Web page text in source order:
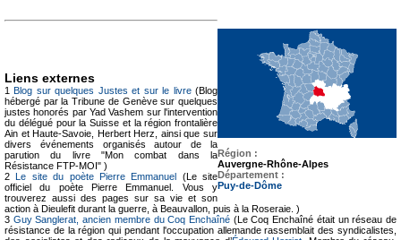
Région :
Auvergne-Rhône-Alpes
Département :
Puy-de-Dôme
Liens externes
1Blog sur quelques Justes et sur le livre(Blog
hébergé par la Tribune de Genève sur quelques
justes honorés par Yad Vashem sur l'intervention
du délégué pour la Suisse et la région frontalière
Ain et Haute-Savoie, Herbert Herz, ainsi que sur
divers événements organisés autour de la
parution du livre "Mon combat dans la
Résistance FTP-MOI" )
2Le site du poète Pierre Emmanuel (Le site
officiel du poète Pierre Emmanuel. Vous y
trouverez aussi des pages sur sa vie et son
action à Dieulefit durant la guerre, à Beauvallon, puis à la Roseraie. )
3 Guy Sanglerat, ancien membre du Coq Enchaîné (Le Coq Enchaîné était un réseau de
résistance de la région qui pendant l'occupation allemande rassemblait des syndicalistes,